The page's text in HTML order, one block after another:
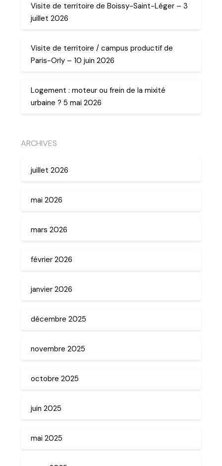
Visite de territoire de Boissy-Saint-Léger – 3
juillet 2026
Visite de territoire / campus productif de
Paris-Orly – 10 juin 2026
Logement : moteur ou frein de la mixité
urbaine ? 5 mai 2026
ARCHIVES
juillet 2026
mai 2026
mars 2026
février 2026
janvier 2026
décembre 2025
novembre 2025
octobre 2025
juin 2025
mai 2025